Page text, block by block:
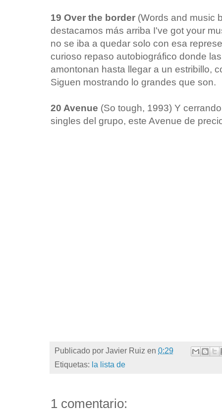
19 Over the border (Words and music
destacamos más arriba I've got your
no se iba a quedar solo con esa
curioso repaso autobiográfico donde
amontonan hasta llegar a un estribillo,
Siguen mostrando lo grandes que son.
20 Avenue (So tough, 1993) Y
singles del grupo, este Avenue de
Publicado por Javier Ruiz en 0:29
Etiquetas: la lista de
1 comentario: